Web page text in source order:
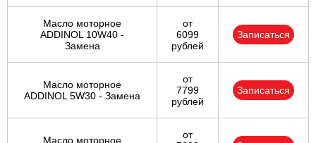
Масло моторное
ADDINOL 10W40 -
Замена
от
6099
рублей
Записаться
Масло моторное
ADDINOL 5W30 - Замена
от
7799
рублей
Записаться
Масло моторное
от